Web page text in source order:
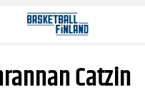
Catzin